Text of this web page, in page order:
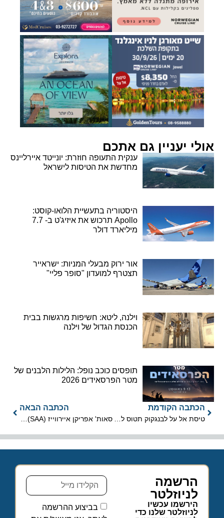
אולי יעניין גם אתכם
ענקית התעופה חוזרת: יונייטד איירליינס
מחדשת את הטיסות לישראל
היסטוריה בתעשיית הלואו-קוסט:
Apollo תרכוש את איזיג'ט ב- 7.7
מיליארד דולר
אור ירוק מבעלי המניות: ישראייר
תצטרף למועדון "סופר פליי"
וילנה, ליטא: חשיפות מרגשות בבית
הכנסת הגדול של וילנה
תופסים כוכב נופל: הלילות הלבנים של
מטר הפרסאידים 2026
הכתבה הקודמת
טיסת אל על לבנגקוק תטוס לראשונה מעל עומאן
הכתבה הבאה
סאות' אפריקן איירווייז (SAA) תקבל סיוע ממשלתית להסדרת חובות
הרשמה
לניוזלטר
הירשמו עכשיו
לניוזלטר שלנו כדי
בביצוע ההרשמה